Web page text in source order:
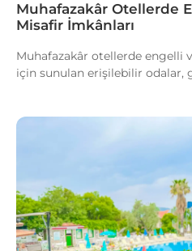
Muhafazakâr Otellerde
Misafir İmkânları
Muhafazakâr otellerde engelli
için sunulan erişilebilir odalar,